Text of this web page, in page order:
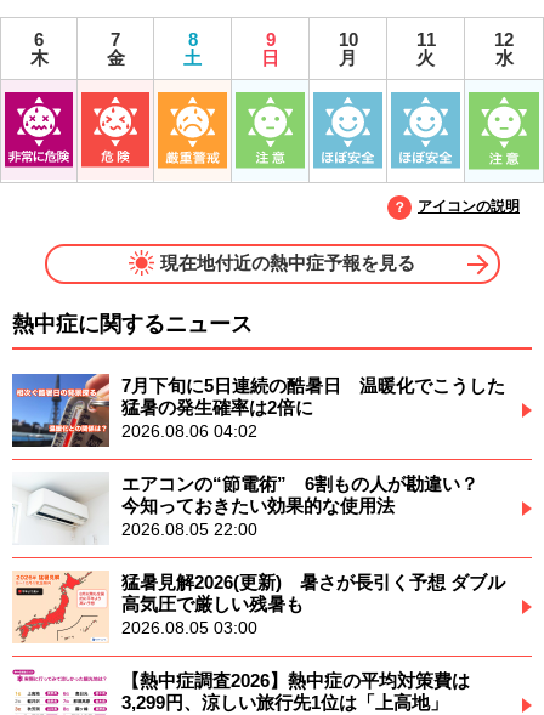
6
木
7
金
8
土
9
日
10
月
11
火
12
水
アイコンの説明
現在地付近の熱中症予報を見る
熱中症に関するニュース
7月下旬に5日連続の酷暑日 温暖化でこうした
猛暑の発生確率は2倍に
2026.08.06 04:02
エアコンの“節電術” 6割もの人が勘違い？
今知っておきたい効果的な使用法
2026.08.05 22:00
猛暑見解2026(更新) 暑さが長引く予想 ダブル
高気圧で厳しい残暑も
2026.08.05 03:00
【熱中症調査2026】熱中症の平均対策費は
3,299円、涼しい旅行先1位は「上高地」